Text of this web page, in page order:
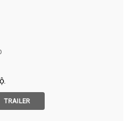
TRAILER